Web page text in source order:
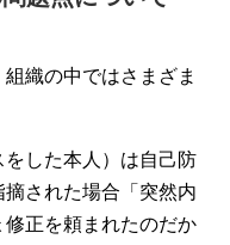
織の中ではさまざま
した本人）は自己防
された場合「突然内
正を頼まれたのだか